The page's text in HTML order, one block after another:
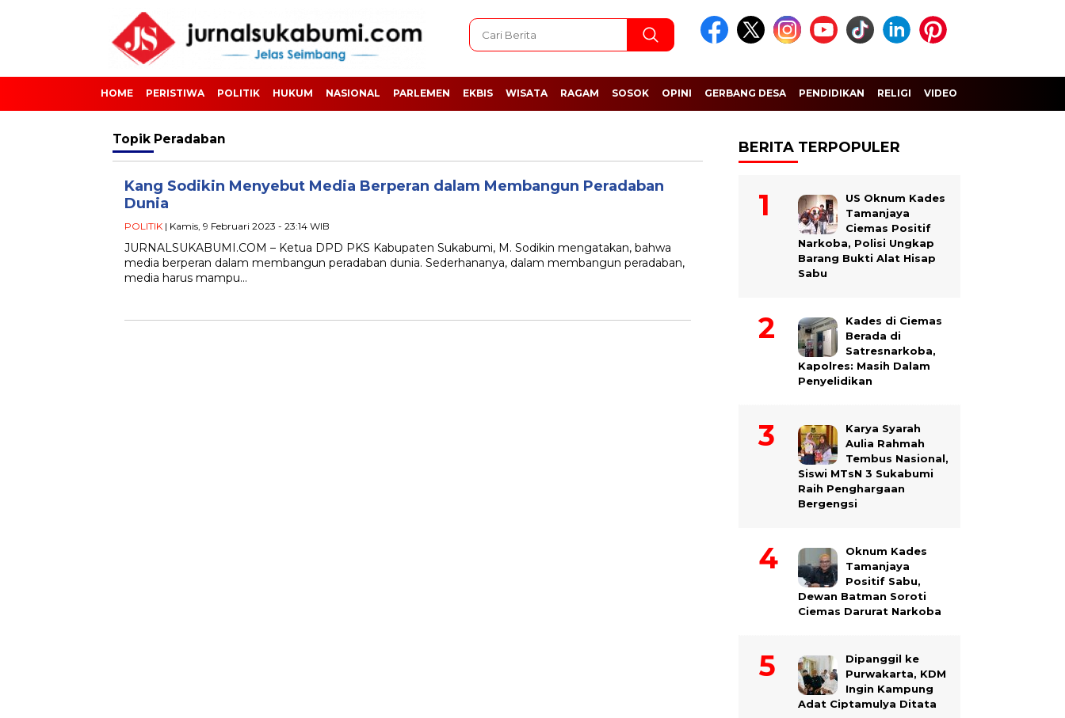
HOME PERISTIWA POLITIK HUKUM NASIONAL PARLEMEN EKBIS WISATA RAGAM SOSOK OPINI GERBANG DESA PENDIDIKAN RELIGI VIDEO
Topik Peradaban
Kang Sodikin Menyebut Media Berperan dalam Membangun Peradaban
Dunia
POLITIK | Kamis, 9 Februari 2023 - 23:14 WIB
JURNALSUKABUMI.COM – Ketua DPD PKS Kabupaten Sukabumi, M. Sodikin mengatakan, bahwa
media berperan dalam membangun peradaban dunia. Sederhananya, dalam membangun peradaban,
media harus mampu…
BERITA TERPOPULER
US Oknum Kades
Tamanjaya
Ciemas Positif
Narkoba, Polisi Ungkap
Barang Bukti Alat Hisap
Sabu
Kades di Ciemas
Berada di
Satresnarkoba,
Kapolres: Masih Dalam
Penyelidikan
Karya Syarah
Aulia Rahmah
Tembus Nasional,
Siswi MTsN 3 Sukabumi
Raih Penghargaan
Bergengsi
Oknum Kades
Tamanjaya
Positif Sabu,
Dewan Batman Soroti
Ciemas Darurat Narkoba
Dipanggil ke
Purwakarta, KDM
Ingin Kampung
Adat Ciptamulya Ditata